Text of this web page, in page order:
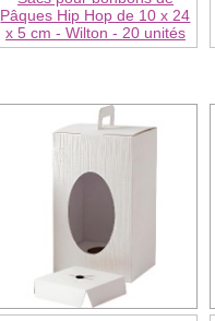
Pâques Hip Hop de 10 x 24
x 5 cm - Wilton - 20 unités